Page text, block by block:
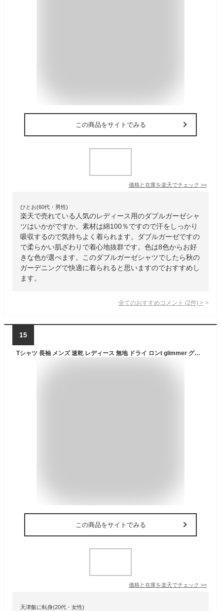
この商品をサイトでみる
価格と在庫を楽天でチェック >>
ひとお(60代・男性)
楽天で売れている人気のレディース用のダブルガーゼシャ
ツはいかがですか。素材は綿100％ですので汗をしっかり
吸収するので気持ちよく着られます。ダブルガーゼですの
で柔らかい肌ざわりで着心地抜群です。色は8色からお好
きな色が選べます。このダブルガーゼシャツでしたら秋の
ガーデニングで快適に着られると思いますのでおすすめし
ます。
全てのおすすめコメント (2件) >
15
Tシャツ 長袖 メンズ 速乾 レディース 無地 ドライ ロンt glimmer グリマー 4.4オンス ドライTシャツ 00304-ALT 送料無料 春 夏 秋 冬 ホワイト 白 ブラック 黒 ネイビー グレー 140cm-7L
この商品をサイトでみる
価格と在庫を楽天でチェック >>
天津飯に転身(20代・女性)